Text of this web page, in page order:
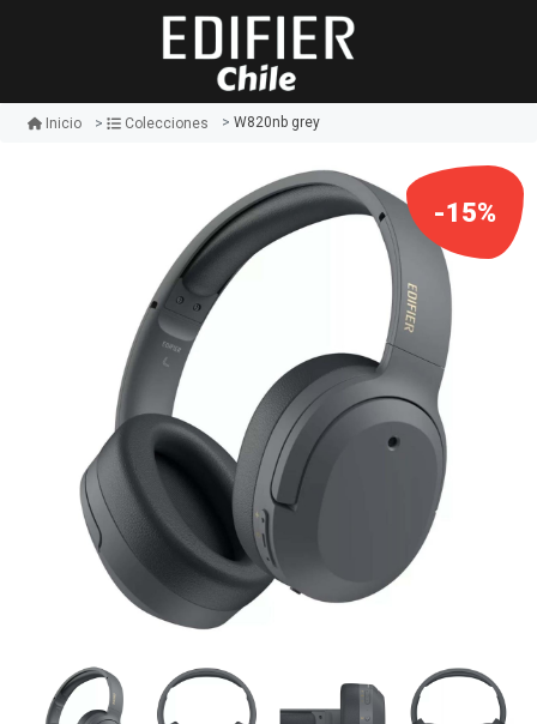
Inicio Colecciones W820nb grey
-15%